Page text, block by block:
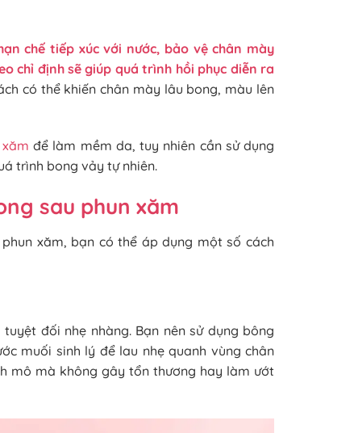
chế tiếp xúc với nước, bảo vệ chân mày
chỉ định sẽ giúp quá trình hồi phục diễn ra
có thể khiến chân mày lâu bong, màu lên
để làm mềm da, tuy nhiên cần sử dụng
trình bong vảy tự nhiên.
sau phun xăm
xăm, bạn có thể áp dụng một số cách
đối nhẹ nhàng. Bạn nên sử dụng bông
muối sinh lý để lau nhẹ quanh vùng chân
mô mà không gây tổn thương hay làm ướt